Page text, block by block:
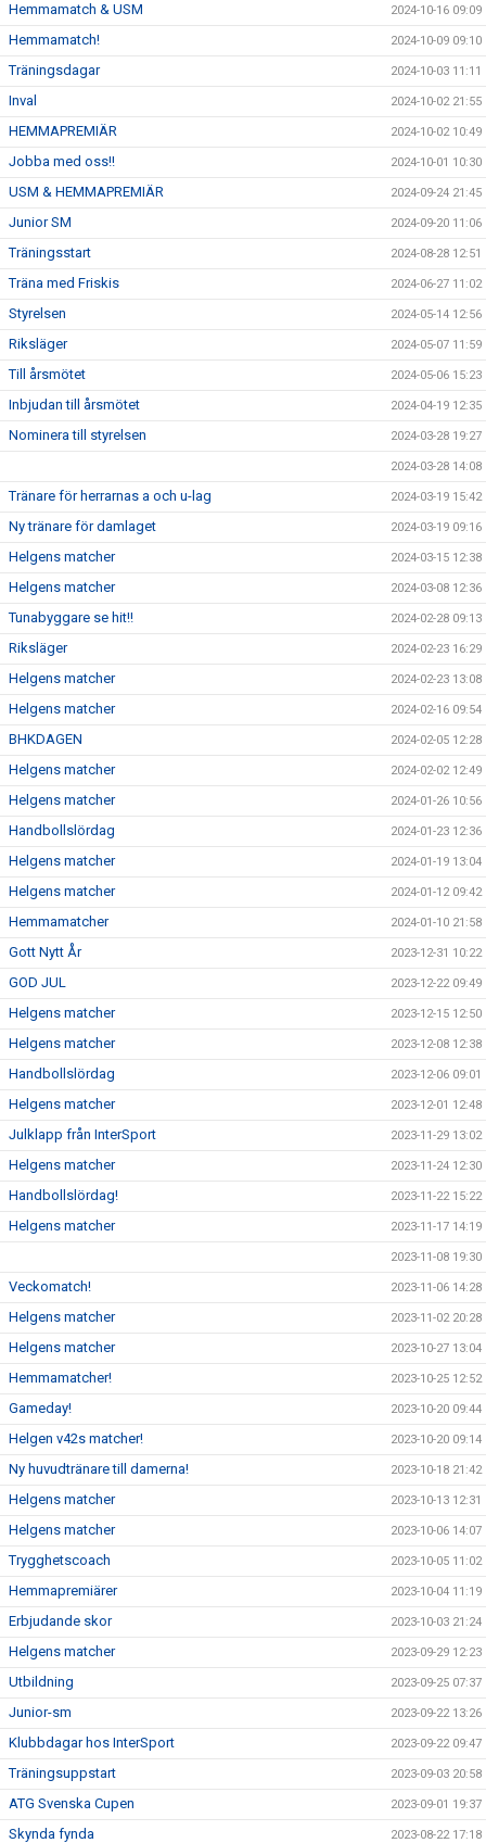
Hemmamatch & USM 2024-10-16 09:09
Hemmamatch! 2024-10-09 09:10
Träningsdagar 2024-10-03 11:11
Inval 2024-10-02 21:55
HEMMAPREMIÄR 2024-10-02 10:49
Jobba med oss!! 2024-10-01 10:30
USM & HEMMAPREMIÄR 2024-09-24 21:45
Junior SM 2024-09-20 11:06
Träningsstart 2024-08-28 12:51
Träna med Friskis 2024-06-27 11:02
Styrelsen 2024-05-14 12:56
Riksläger 2024-05-07 11:59
Till årsmötet 2024-05-06 15:23
Inbjudan till årsmötet 2024-04-19 12:35
Nominera till styrelsen 2024-03-28 19:27
2024-03-28 14:08
Tränare för herrarnas a och u-lag 2024-03-19 15:42
Ny tränare för damlaget 2024-03-19 09:16
Helgens matcher 2024-03-15 12:38
Helgens matcher 2024-03-08 12:36
Tunabyggare se hit!! 2024-02-28 09:13
Riksläger 2024-02-23 16:29
Helgens matcher 2024-02-23 13:08
Helgens matcher 2024-02-16 09:54
BHKDAGEN 2024-02-05 12:28
Helgens matcher 2024-02-02 12:49
Helgens matcher 2024-01-26 10:56
Handbollslördag 2024-01-23 12:36
Helgens matcher 2024-01-19 13:04
Helgens matcher 2024-01-12 09:42
Hemmamatcher 2024-01-10 21:58
Gott Nytt År 2023-12-31 10:22
GOD JUL 2023-12-22 09:49
Helgens matcher 2023-12-15 12:50
Helgens matcher 2023-12-08 12:38
Handbollslördag 2023-12-06 09:01
Helgens matcher 2023-12-01 12:48
Julklapp från InterSport 2023-11-29 13:02
Helgens matcher 2023-11-24 12:30
Handbollslördag! 2023-11-22 15:22
Helgens matcher 2023-11-17 14:19
2023-11-08 19:30
Veckomatch! 2023-11-06 14:28
Helgens matcher 2023-11-02 20:28
Helgens matcher 2023-10-27 13:04
Hemmamatcher! 2023-10-25 12:52
Gameday! 2023-10-20 09:44
Helgen v42s matcher! 2023-10-20 09:14
Ny huvudtränare till damerna! 2023-10-18 21:42
Helgens matcher 2023-10-13 12:31
Helgens matcher 2023-10-06 14:07
Trygghetscoach 2023-10-05 11:02
Hemmapremiärer 2023-10-04 11:19
Erbjudande skor 2023-10-03 21:24
Helgens matcher 2023-09-29 12:23
Utbildning 2023-09-25 07:37
Junior-sm 2023-09-22 13:26
Klubbdagar hos InterSport 2023-09-22 09:47
Träningsuppstart 2023-09-03 20:58
ATG Svenska Cupen 2023-09-01 19:37
Skynda fynda 2023-08-22 17:18